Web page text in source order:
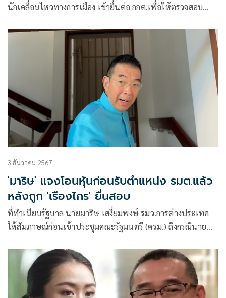
นักเคลื่อนไหวทางการเมือง เข้ายื่นต่อ กกต.เพื่อให้ตรวจสอบ
3 ธันวาคม 2567
'มาริษ' แจงโอนหุ้นก่อนรับตำแหน่ง รมต.แล้ว
หลังถูก 'เรืองไกร' ยื่นสอบ
ที่ทำเนียบรัฐบาล นายมาริษ เสงี่ยมพงษ์ รมว.การต่างประเทศ
ให้สัมภาษณ์ก่อนเข้าประชุมคณะรัฐมนตรี (ครม.) ถึงกรณีนาย